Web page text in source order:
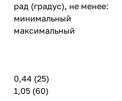
рад (градус), не менее:
минимальный
максимальный
0,44 (25)
1,05 (60)